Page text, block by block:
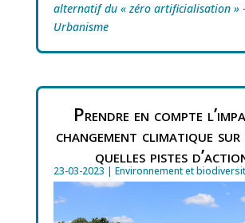
alternatif du « zéro artificialisation »
Urbanisme
Prendre en compte
changement climatique
quelles pistes
23-03-2023 | Environnement et